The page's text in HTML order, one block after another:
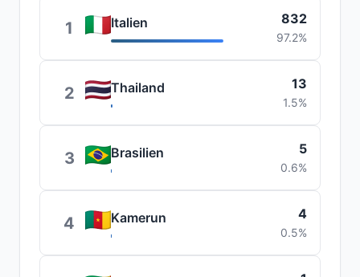
1 Italien 832
97.2%
2 Thailand 13
1.5%
3 Brasilien 5
0.6%
4 Kamerun 4
0.5%